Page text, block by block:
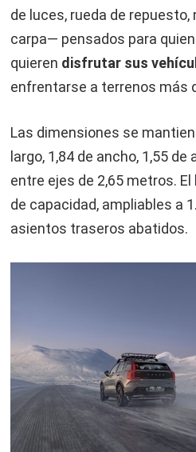
de luces, rueda de
carpa— pensados para
quieren disfrutar sus
enfrentarse a terrenos más
Las dimensiones se
largo, 1,84 de ancho, 1,55
entre ejes de 2,65 metros.
de capacidad, ampliables a
asientos traseros abatidos.